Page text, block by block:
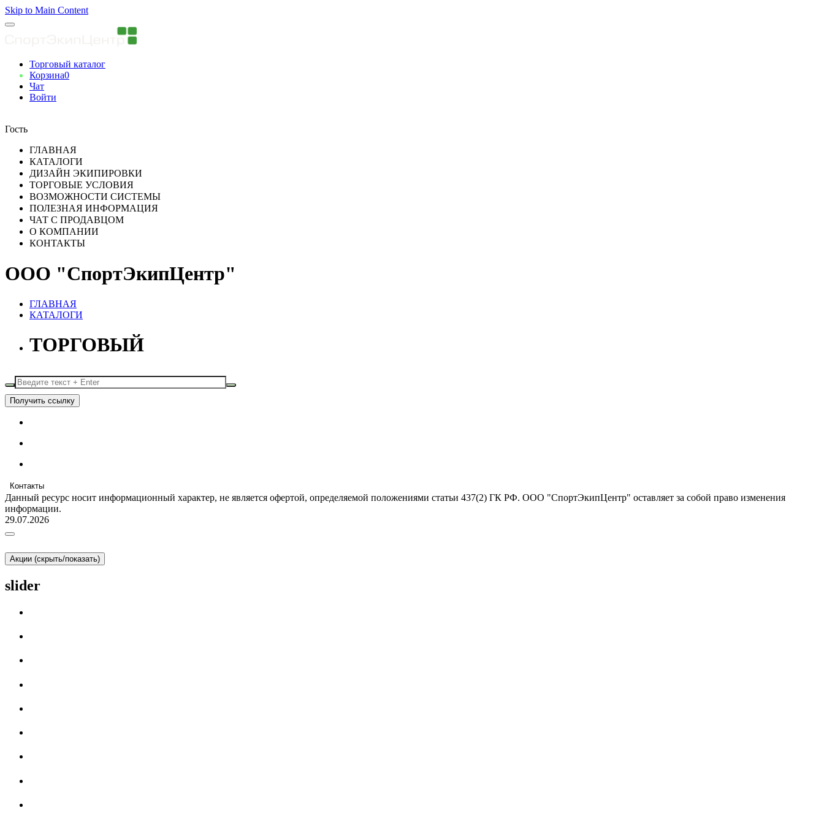
Skip to Main Content
Торговый каталог
Корзина0
Чат
Войти
Гость
ГЛАВНАЯ
КАТАЛОГИ
ДИЗАЙН ЭКИПИРОВКИ
ТОРГОВЫЕ УСЛОВИЯ
ВОЗМОЖНОСТИ СИСТЕМЫ
ПОЛЕЗНАЯ ИНФОРМАЦИЯ
ЧАТ С ПРОДАВЦОМ
О КОМПАНИИ
КОНТАКТЫ
ООО "СпортЭкипЦентр"
ГЛАВНАЯ
КАТАЛОГИ
ТОРГОВЫЙ
Получить ссылку
Контакты
Данный ресурс носит информационный характер, не является офертой, определяемой положениями статьи 437(2) ГК РФ. ООО "СпортЭкипЦентр" оставляет за собой право изменения
информации.
29.07.2026
Акции (скрыть/показать)
slider